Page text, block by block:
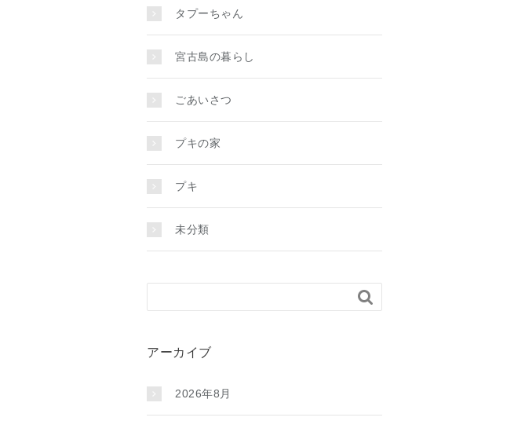
タプーちゃん
宮古島の暮らし
ごあいさつ
プキの家
プキ
未分類

アーカイブ
2026年8月